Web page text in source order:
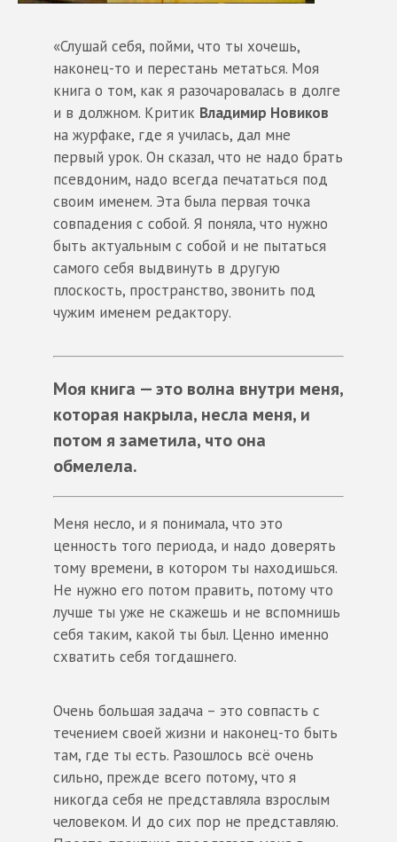
«Слушай себя, пойми, что ты хочешь,
наконец-то и перестань метаться. Моя
книга о том, как я разочаровалась в долге
и в должном. Критик Владимир Новиков
на журфаке, где я училась, дал мне
первый урок. Он сказал, что не надо брать
псевдоним, надо всегда печататься под
своим именем. Эта была первая точка
совпадения с собой. Я поняла, что нужно
быть актуальным с собой и не пытаться
самого себя выдвинуть в другую
плоскость, пространство, звонить под
чужим именем редактору.
Моя книга — это волна внутри меня,
которая накрыла, несла меня, и
потом я заметила, что она
обмелела.
Меня несло, и я понимала, что это
ценность того периода, и надо доверять
тому времени, в котором ты находишься.
Не нужно его потом править, потому что
лучше ты уже не скажешь и не вспомнишь
себя таким, какой ты был. Ценно именно
схватить себя тогдашнего.
Очень большая задача – это совпасть с
течением своей жизни и наконец-то быть
там, где ты есть. Разошлось всё очень
сильно, прежде всего потому, что я
никогда себя не представляла взрослым
человеком. И до сих пор не представляю.